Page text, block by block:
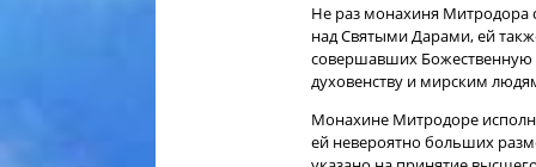
Не раз монахиня Митродора
над Святыми Дарами, ей
совершавших Божественную
духовенству и мирским
Монахине Митродоре
ей невероятно больших